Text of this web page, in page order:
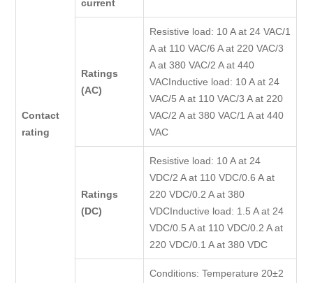
Contact
rating
current
Ratings
(AC)
Resistive load: 10 A at 24 VAC/1
A at 110 VAC/6 A at 220 VAC/3
A at 380 VAC/2 A at 440
VACInductive load: 10 A at 24
VAC/5 A at 110 VAC/3 A at 220
VAC/2 A at 380 VAC/1 A at 440
VAC
Ratings
(DC)
Resistive load: 10 A at 24
VDC/2 A at 110 VDC/0.6 A at
220 VDC/0.2 A at 380
VDCInductive load: 1.5 A at 24
VDC/0.5 A at 110 VDC/0.2 A at
220 VDC/0.1 A at 380 VDC
Conditions: Temperature 20±2